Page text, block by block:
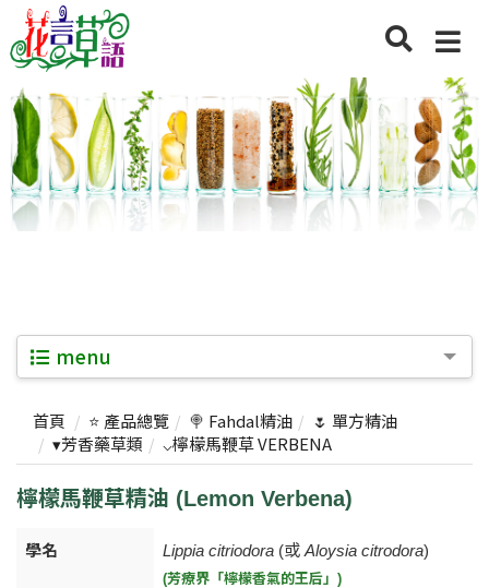
menu
首頁 ⭐ 產品總覽 🍭 Fahdal精油
🌷 單方精油
▾芳香藥草類
⌵檸檬馬鞭草 VERBENA
檸檬馬鞭草精油 (Lemon Verbena)
學名 Lippia citriodora (或 Aloysia citrodora)
(芳療界「檸檬香氣的王后」)